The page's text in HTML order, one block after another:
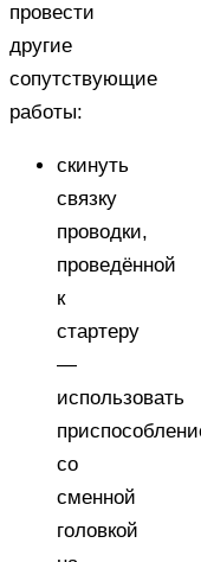
провести
другие
сопутствующие
работы:
скинуть
связку
проводки,
проведённой
к
стартеру
—
использовать
со
сменной
головкой